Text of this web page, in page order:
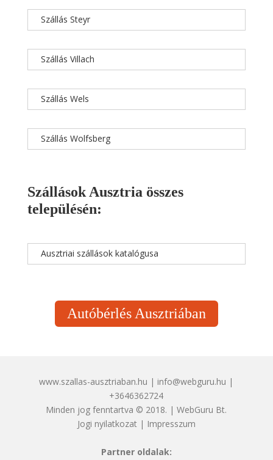
Szállás Steyr
Szállás Villach
Szállás Wels
Szállás Wolfsberg
Szállások Ausztria összes
településén:
Ausztriai szállások katalógusa
Autóbérlés Ausztriában
www.szallas-ausztriaban.hu | info@webguru.hu |
+3646362724
Minden jog fenntartva © 2018. | WebGuru Bt.
Jogi nyilatkozat| Impresszum
Partner oldalak: